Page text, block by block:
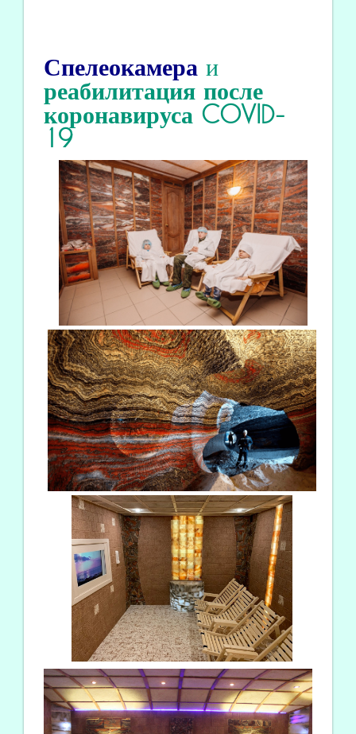
Спелеокамера и
реабилитацияпосле
коронавируса COVID-
19